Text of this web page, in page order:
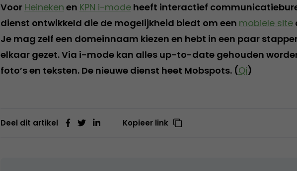
Voor Heineken en KPN i-modeheeft interactief
dienst ontwikkeld die de mogelijkheid biedt om een mobiele site
Je mag zelf een domeinnaam kiezen en hebt in een paar
elkaar gezet. Via i-mode kan alles up-to-date gehouden
foto’s en teksten. De nieuwe dienst heet Mobspots. (Qi)
Deel dit artikel Kopieer link